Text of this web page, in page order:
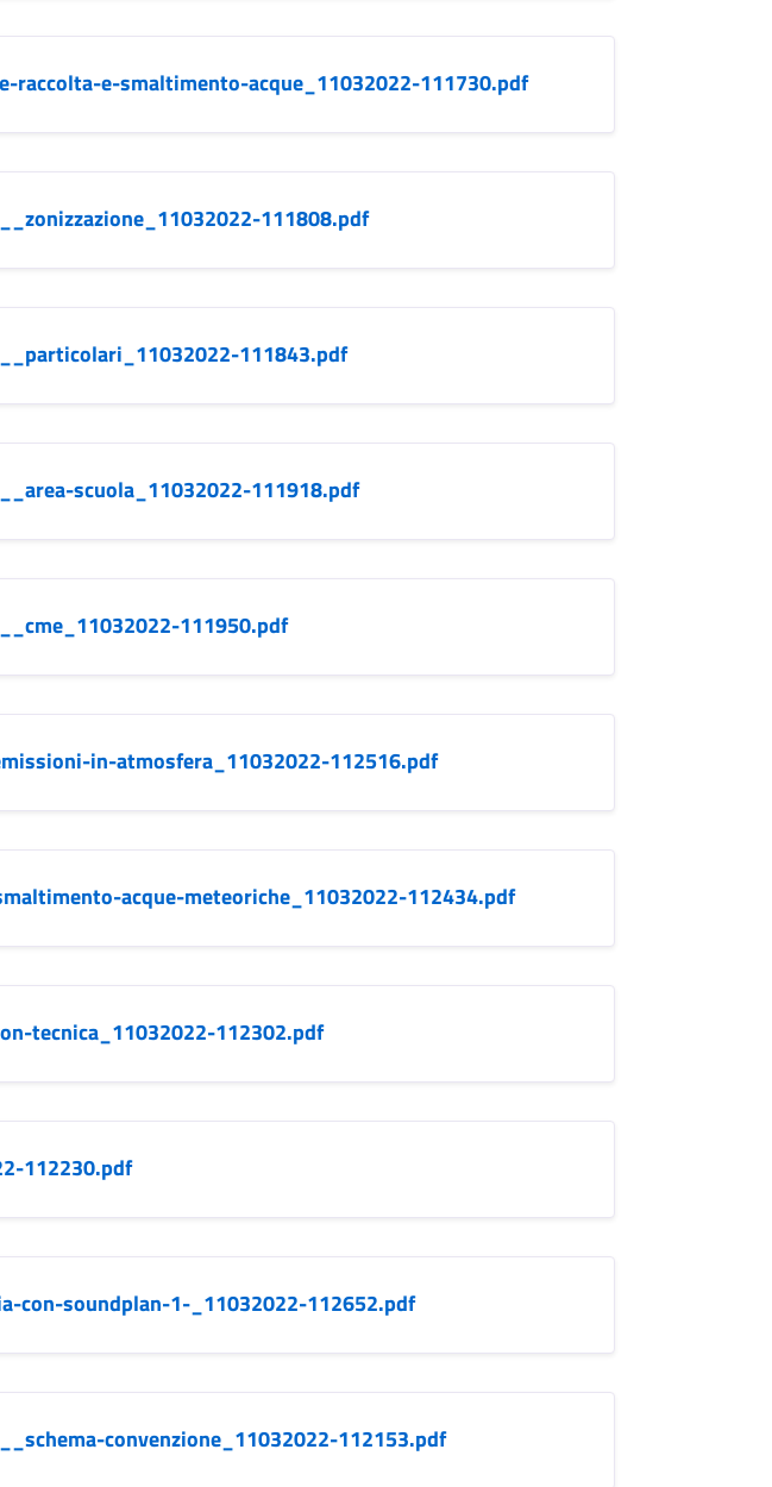
raccolta-e-smaltimento-acque_11032022-111730.pdf
111808.pdf
111843.pdf
scuola_11032022-111918.pdf
111950.pdf
in-atmosfera_11032022-112516.pdf
acque-meteoriche_11032022-112434.pdf
tecnica_11032022-112302.pdf
112230.pdf
con-soundplan-1-_11032022-112652.pdf
convenzione_11032022-112153.pdf